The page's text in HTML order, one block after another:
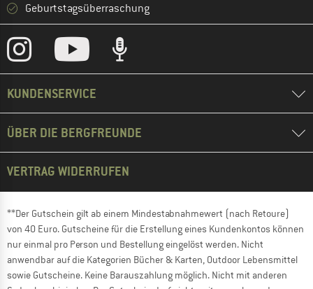
Geburtstagsüberraschung
KUNDENSERVICE
ÜBER DIE BERGFREUNDE
VERTRAG WIDERRUFEN
**Der Gutschein gilt ab einem Mindestabnahmewert (nach Retoure)
von 40 Euro. Gutscheine für die Erstellung eines Kundenkontos können
nur einmal pro Person und Bestellung eingelöst werden. Nicht
anwendbar auf die Kategorien Bücher & Karten, Outdoor Lebensmittel
sowie Gutscheine. Keine Barauszahlung möglich. Nicht mit anderen